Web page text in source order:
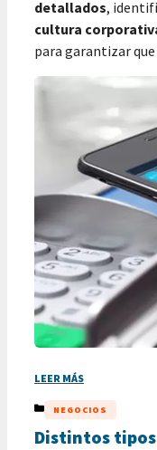
detallados,
cultura
para garantizar
LEER MÁS
CATEGORÍAS
NEGOCIOS
Distintos